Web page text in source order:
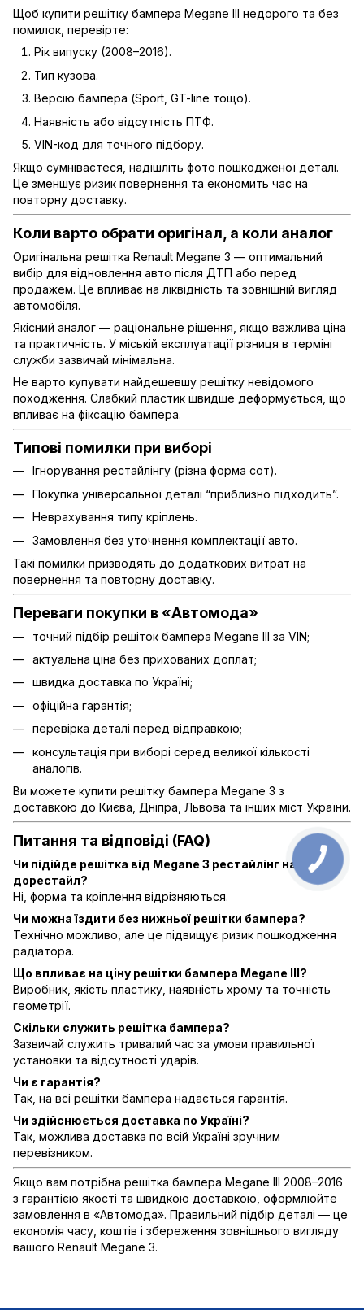
Щоб купити решітку бампера Megane III недорого та без
помилок, перевірте:
Рік випуску (2008–2016).
Тип кузова.
Версію бампера (Sport, GT-line тощо).
Наявність або відсутність ПТФ.
VIN-код для точного підбору.
Якщо сумніваєтеся, надішліть фото пошкодженої деталі.
Це зменшує ризик повернення та економить час на
повторну доставку.
Коли варто обрати оригінал, а коли аналог
Оригінальна решітка Renault Megane 3 — оптимальний
вибір для відновлення авто після ДТП або перед
продажем. Це впливає на ліквідність та зовнішній вигляд
автомобіля.
Якісний аналог — раціональне рішення, якщо важлива ціна
та практичність. У міській експлуатації різниця в терміні
служби зазвичай мінімальна.
Не варто купувати найдешевшу решітку невідомого
походження. Слабкий пластик швидше деформується, що
впливає на фіксацію бампера.
Типові помилки при виборі
Ігнорування рестайлінгу (різна форма сот).
Покупка універсальної деталі “приблизно підходить”.
Неврахування типу кріплень.
Замовлення без уточнення комплектації авто.
Такі помилки призводять до додаткових витрат на
повернення та повторну доставку.
Переваги покупки в «Автомода»
точний підбір решіток бампера Megane III за VIN;
актуальна ціна без прихованих доплат;
швидка доставка по Україні;
офіційна гарантія;
перевірка деталі перед відправкою;
консультація при виборі серед великої кількості
аналогів.
Ви можете купити решітку бампера Megane 3 з
доставкою до Києва, Дніпра, Львова та інших міст України.
Питання та відповіді (FAQ)
Чи підійде решітка від Megane 3 рестайлінг на
дорестайл?
Ні, форма та кріплення відрізняються.
Чи можна їздити без нижньої решітки бампера?
Технічно можливо, але це підвищує ризик пошкодження
радіатора.
Що впливає на ціну решітки бампера Megane III?
Виробник, якість пластику, наявність хрому та точність
геометрії.
Скільки служить решітка бампера?
Зазвичай служить тривалий час за умови правильної
установки та відсутності ударів.
Чи є гарантія?
Так, на всі решітки бампера надається гарантія.
Чи здійснюється доставка по Україні?
Так, можлива доставка по всій Україні зручним
перевізником.
Якщо вам потрібна решітка бампера Megane III 2008–2016
з гарантією якості та швидкою доставкою, оформлюйте
замовлення в «Автомода». Правильний підбір деталі — це
економія часу, коштів і збереження зовнішнього вигляду
вашого Renault Megane 3.